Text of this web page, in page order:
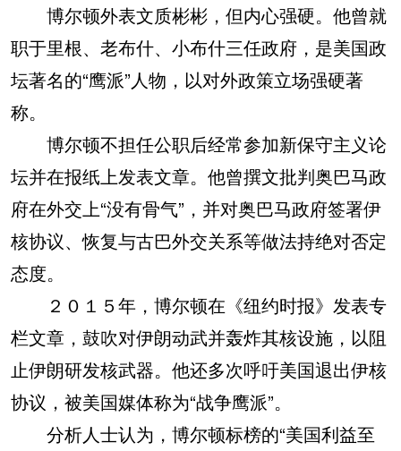
博尔顿外表文质彬彬，但内心强硬。他曾就
职于里根、老布什、小布什三任政府，是美国政
坛著名的“鹰派”人物，以对外政策立场强硬著
称。
博尔顿不担任公职后经常参加新保守主义论
坛并在报纸上发表文章。他曾撰文批判奥巴马政
府在外交上“没有骨气”，并对奥巴马政府签署伊
核协议、恢复与古巴外交关系等做法持绝对否定
态度。
２０１５年，博尔顿在《纽约时报》发表专
栏文章，鼓吹对伊朗动武并轰炸其核设施，以阻
止伊朗研发核武器。他还多次呼吁美国退出伊核
协议，被美国媒体称为“战争鹰派”。
分析人士认为，博尔顿标榜的“美国利益至